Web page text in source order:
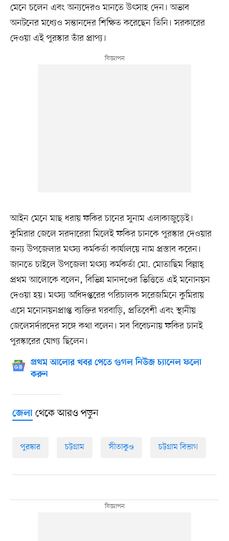
মেনে চলেন এবং অন্যদেরও মানতে উৎসাহ দেন। অভাব
অনটনের মধ্যেও সন্তানদের শিক্ষিত করেছেন তিনি। সরকারের
দেওয়া এই পুরস্কার তাঁর প্রাপ্য।
আইন মেনে মাছ ধরায় ফকির চানের সুনাম এলাকাজুড়েই।
কুমিরার জেলে সরদারেরা মিলেই ফকির চানকে পুরস্কার দেওয়ার
জন্য উপজেলার মৎস্য কর্মকর্তা কার্যালয়ে নাম প্রস্তাব করেন।
জানতে চাইলে উপজেলা মৎস্য কর্মকর্তা মো. মোতাছিম বিল্লাহ্
প্রথম আলোকে বলেন, বিভিন্ন মানদণ্ডের ভিত্তিতে এই মনোনয়ন
দেওয়া হয়। মৎস্য অধিদপ্তরের পরিচালক সরেজমিনে কুমিরায়
এসে মনোনয়নপ্রাপ্ত ব্যক্তির ঘরবাড়ি, প্রতিবেশী এবং স্থানীয়
জেলেসর্দারদের সঙ্গে কথা বলেন। সব বিবেচনায় ফকির চানই
পুরস্কারের যোগ্য ছিলেন।
প্রথম আলোর খবর পেতে গুগল নিউজ চ্যানেল ফলো
করুন
জেলাথেকে আরও পড়ুন
পুরস্কার চট্টগ্রাম সীতাকুণ্ড চট্টগ্রাম বিভাগ